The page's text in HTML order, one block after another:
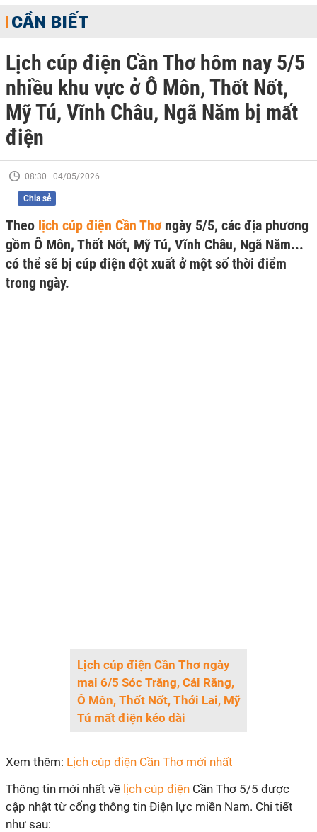
CẦN BIẾT
Lịch cúp điện Cần Thơ hôm nay 5/5
nhiều khu vực ở Ô Môn, Thốt Nốt,
Mỹ Tú, Vĩnh Châu, Ngã Năm bị mất
điện
08:30 | 04/05/2026
Chia sẻ
Theo lịch cúp điện Cần Thơ ngày 5/5, các địa phương
gồm Ô Môn, Thốt Nốt, Mỹ Tú, Vĩnh Châu, Ngã Năm...
có thể sẽ bị cúp điện đột xuất ở một số thời điểm
trong ngày.
Lịch cúp điện Cần Thơ ngày
mai 6/5 Sóc Trăng, Cái Răng,
Ô Môn, Thốt Nốt, Thới Lai, Mỹ
Tú mất điện kéo dài
Xem thêm: Lịch cúp điện Cần Thơ mới nhất
Thông tin mới nhất về lịch cúp điện Cần Thơ 5/5 được
cập nhật từ cổng thông tin Điện lực miền Nam. Chi tiết
như sau: